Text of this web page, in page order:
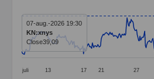
The chart has 1 X axis
The chart has 1 Y axis
juli 13 17 21 27
07-aug.-2026 19:30
KN:xnys
Close39,09